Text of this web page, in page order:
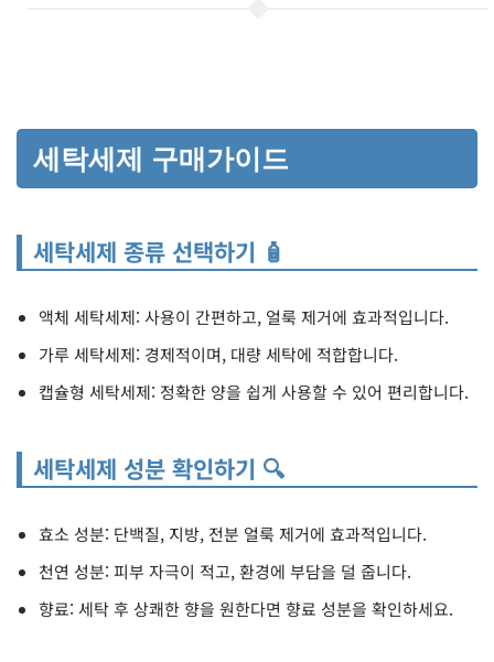
세탁세제 구매가이드
세탁세제 종류 선택하기 🧴
액체 세탁세제: 사용이 간편하고, 얼룩 제거에 효과적입니다.
가루 세탁세제: 경제적이며, 대량 세탁에 적합합니다.
캡슐형 세탁세제: 정확한 양을 쉽게 사용할 수 있어 편리합니다.
세탁세제 성분 확인하기 🔍
효소 성분: 단백질, 지방, 전분 얼룩 제거에 효과적입니다.
천연 성분: 피부 자극이 적고, 환경에 부담을 덜 줍니다.
향료: 세탁 후 상쾌한 향을 원한다면 향료 성분을 확인하세요.